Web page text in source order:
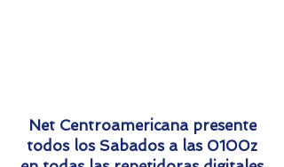
Net Centroamericana presente
todos los Sabados a las 0100z